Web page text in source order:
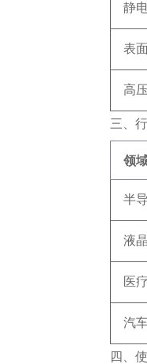
静
表
高
三、
领
半
液
医
汽
四、